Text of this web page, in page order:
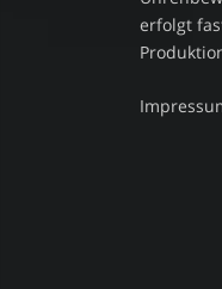
erfolgt